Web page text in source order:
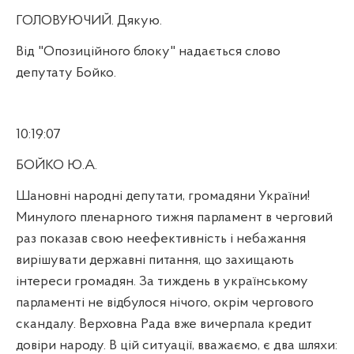
ГОЛОВУЮЧИЙ. Дякую.
Від "Опозиційного блоку" надається слово
депутату Бойко.
10:19:07
БОЙКО Ю.А.
Шановні народні депутати, громадяни України!
Минулого пленарного тижня парламент в черговий
раз показав свою неефективність і небажання
вирішувати державні питання, що захищають
інтереси громадян. За тиждень в українському
парламенті не відбулося нічого, окрім чергового
скандалу. Верховна Рада вже вичерпала кредит
довіри народу. В цій ситуації, вважаємо, є два шляхи: